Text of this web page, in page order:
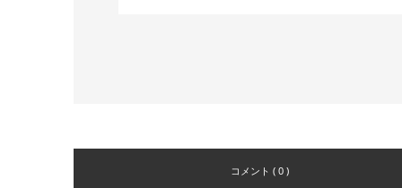
コメント ( 0 )